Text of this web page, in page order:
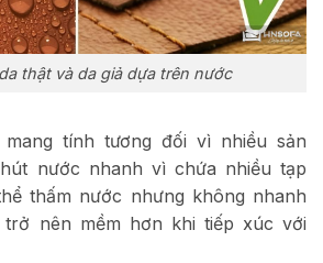
thật và da giả dựa trên nước
tính tương đối vì nhiều sản
nước nhanh vì chứa nhiều tạp
thấm nước nhưng không nhanh
nên mềm hơn khi tiếp xúc với